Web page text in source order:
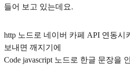
들어 보고 있는데요.
http 노드로 네이버 카페 API 연동시
보내면 깨지기에
Code javascript 노드로 한글 문장을